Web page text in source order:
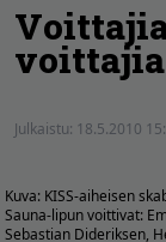
voittajia
Julkaistu: 18.5.2010
Kuva: KISS-aiheisen
Sauna-lipun voittivat:
Sebastian Dideriksen,